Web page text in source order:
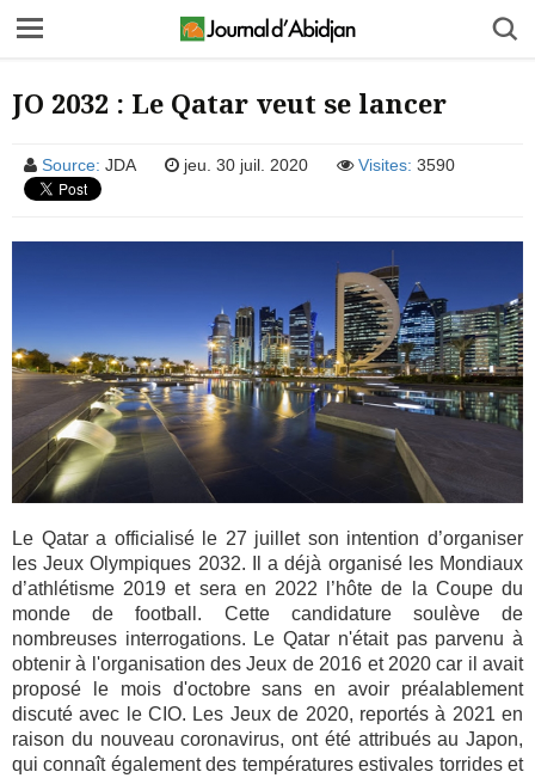
JO 2032 : Le Qatar veut se lancer
Source: JDA jeu. 30 juil. 2020 Visites: 3590
Le Qatar a officialisé le 27 juillet son intention d’organiser
les Jeux Olympiques 2032. Il a déjà organisé les Mondiaux
d’athlétisme 2019 et sera en 2022 l’hôte de la Coupe du
monde de football. Cette candidature soulève de
nombreuses interrogations. Le Qatar n'était pas parvenu à
obtenir à l'organisation des Jeux de 2016 et 2020 car il avait
proposé le mois d'octobre sans en avoir préalablement
discuté avec le CIO. Les Jeux de 2020, reportés à 2021 en
raison du nouveau coronavirus, ont été attribués au Japon,
qui connaît également des températures estivales torrides et